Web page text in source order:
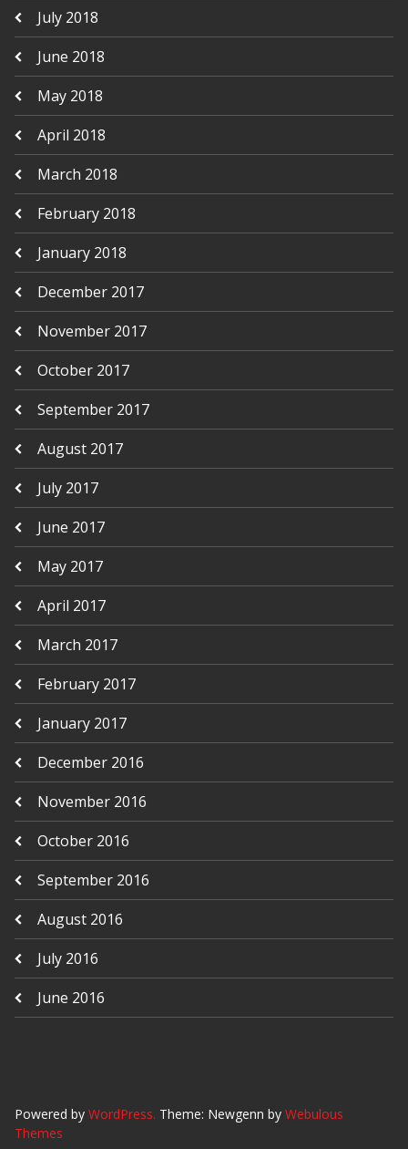
July 2018
June 2018
May 2018
April 2018
March 2018
February 2018
January 2018
December 2017
November 2017
October 2017
September 2017
August 2017
July 2017
June 2017
May 2017
April 2017
March 2017
February 2017
January 2017
December 2016
November 2016
October 2016
September 2016
August 2016
July 2016
June 2016
Powered by WordPress. Theme: Newgenn by Webulous
Themes